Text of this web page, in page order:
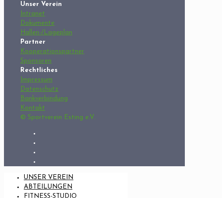
Unser Verein
Intranet
Dokumente
Hallen-/Lageplan
Partner
Kooperationspartner
Sponsoren
Rechtliches
Impressum
Datenschutz
Bankverbindung
Kontakt
© Sportverein Esting e.V.
UNSER VEREIN
ABTEILUNGEN
FITNESS-STUDIO